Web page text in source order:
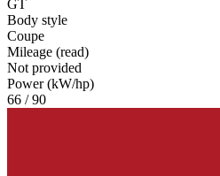
GT
Body style
Coupe
Mileage (read)
Not provided
Power (kW/hp)
66 / 90